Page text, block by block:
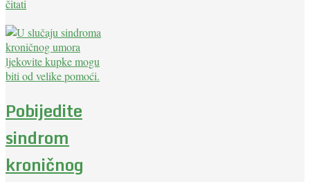
čitati
Pobijedite
sindrom
kroničnog